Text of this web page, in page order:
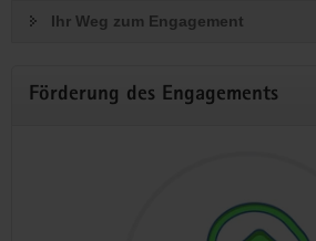
Ihr Weg zum Engagement
Förderung des Engagements